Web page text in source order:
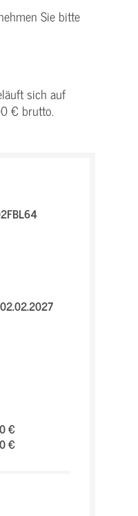
Sie bitte
sich auf
€ brutto.
€
€